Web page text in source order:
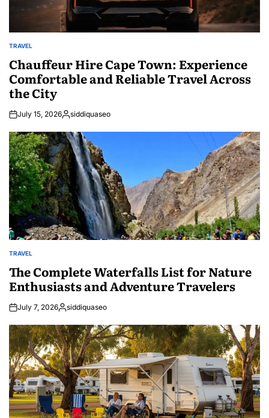
POSTED
IN
TRAVEL
Chauffeur Hire Cape Town: Experience
Comfortable and Reliable Travel Across
the City
July 15, 2026Posted
siddiquaseo
POSTED
TRAVEL
The Complete Waterfalls List for Nature
Enthusiasts and Adventure Travelers
July 7, 2026Posted
siddiquaseo